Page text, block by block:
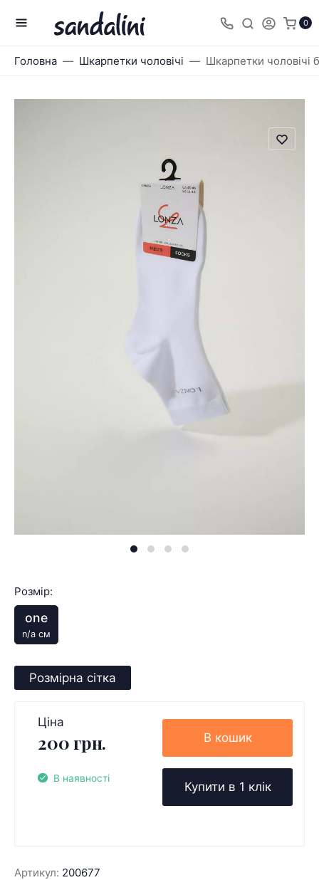
0
Головна Шкарпетки чоловічі Шкарпетки
Розмір:
one
n/a см
Розмірна сітка
Ціна
200 грн.
В наявності
В кошик
Купити в 1 клік
Артикул: 200677